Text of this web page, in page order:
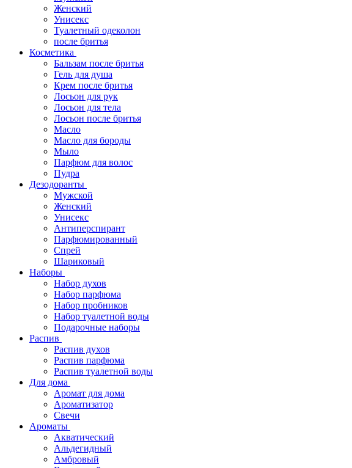
Женский
Унисекс
Туалетный одеколон
после бритья
Косметика
Бальзам после бритья
Гель для душа
Крем после бритья
Лосьон для рук
Лосьон для тела
Лосьон после бритья
Масло
Масло для бороды
Мыло
Парфюм для волос
Пудра
Дезодоранты
Мужской
Женский
Унисекс
Антиперспирант
Парфюмированный
Спрей
Шариковый
Наборы
Набор духов
Набор парфюма
Набор пробников
Набор туалетной воды
Подарочные наборы
Распив
Распив духов
Распив парфюма
Распив туалетной воды
Для дома
Аромат для дома
Ароматизатор
Свечи
Ароматы
Акватический
Альдегидный
Амбровый